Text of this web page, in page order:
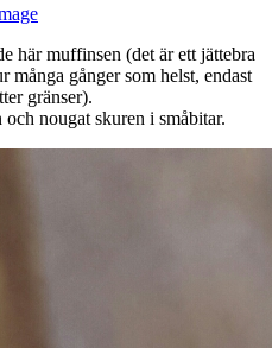
här muffinsen (det är ett jättebra
många gånger som helst, endast
gränser).
nougat skuren i småbitar.